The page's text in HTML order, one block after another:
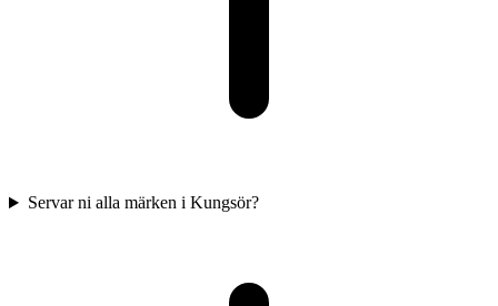
Servar ni alla märken i Kungsör?